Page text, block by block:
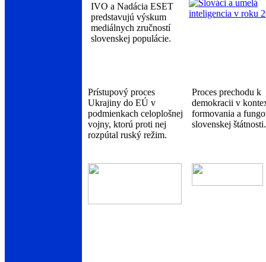
IVO a Nadácia ESET
predstavujú výskum
mediálnych zručností
slovenskej populácie.
Prístupový proces
Ukrajiny do EÚ v
podmienkach celoplošnej
vojny, ktorú proti nej
rozpútal ruský režim.
Proces prechodu k
demokracii v
formovania a
slovenskej štátnosti.